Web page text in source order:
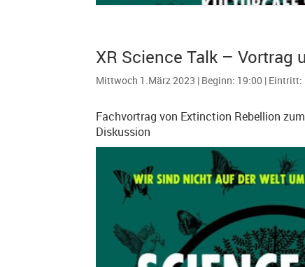
XR Science Talk – Vortrag
Mittwoch 1.März 2023 | Beginn: 19:00 | Eintritt:
Fachvortrag von Extinction Rebellion
Diskussion